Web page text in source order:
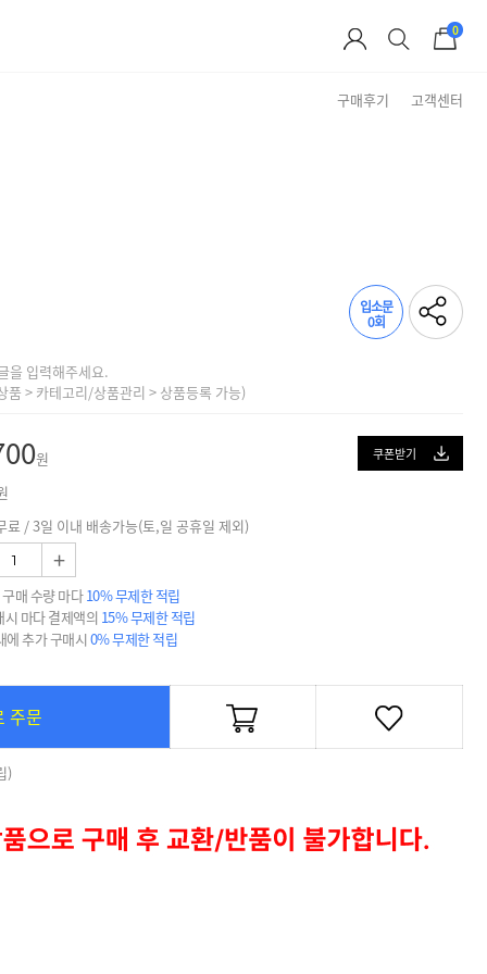
0
구매후기 고객센터
입소문
0회
을 입력해주세요.
품 > 카테고리/상품관리 > 상품등록 가능)
쿠폰받기
원
료 / 3일 이내 배송가능(토,일 공휴일 제외)
+
매 수량 마다10% 무제한 적립
시 마다 결제액의 15% 무제한 적립
에 추가 구매시0% 무제한 적립
주문
)